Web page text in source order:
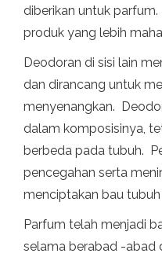
diberikan untuk
produk yang lebih
Deodoran di sisi lain
dan dirancang untuk
menyenangkan.
dalam komposisinya,
berbeda pada tubuh.
pencegahan serta
menciptakan bau
Parfum telah menjadi
selama berabad -abad